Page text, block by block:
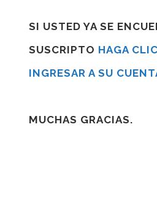
SI USTED YA SE
SUSCRIPTO HAGA
INGRESAR A SU
MUCHAS GRACIAS.